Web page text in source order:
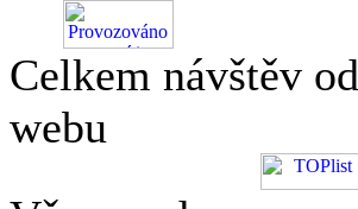
Celkem návštěv
webu